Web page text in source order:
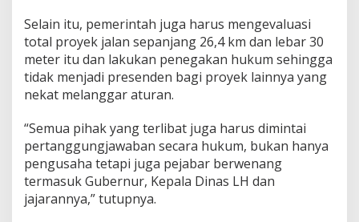
Selain itu, pemerintah juga harus mengevaluasi
total proyek jalan sepanjang 26,4 km dan lebar 30
meter itu dan lakukan penegakan hukum sehingga
tidak menjadi presenden bagi proyek lainnya yang
nekat melanggar aturan.
“Semua pihak yang terlibat juga harus dimintai
pertanggungjawaban secara hukum, bukan hanya
pengusaha tetapi juga pejabar berwenang
termasuk Gubernur, Kepala Dinas LH dan
jajarannya,” tutupnya.